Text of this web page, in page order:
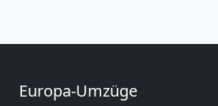
Europa-Umzüge